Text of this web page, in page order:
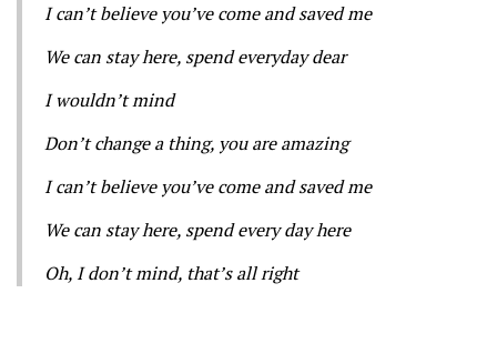
I can’t believe you’ve come and saved me
We can stay here, spend everyday dear
I wouldn’t mind
Don’t change a thing, you are amazing
I can’t believe you’ve come and saved me
We can stay here, spend every day here
Oh, I don’t mind, that’s all right